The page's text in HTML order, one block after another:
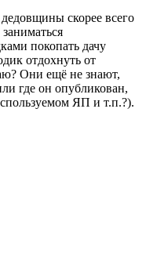
скорее всего
покопать дачу
отдохнуть от
Они ещё не знают,
где он опубликован,
ЯП и т.п.?).